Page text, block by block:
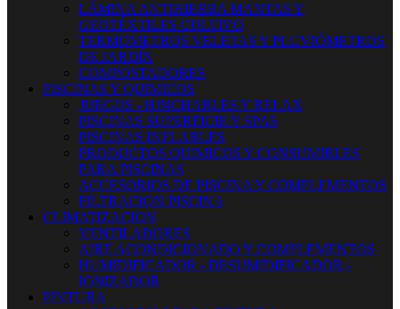
LÁMINA ANTIHIERBA MANTAS Y
GEOTÉXTILES CULTIVO
TERMOMETROS VELETAS Y PLUVIÓMETROS
DE JARDÍN
COMPOSTADORES
PISCINAS Y QUIMICOS
JUEGOS - HINCHABLES Y RELAX
PISCINAS SUPERFICIE Y SPAS
PISCINAS INFLABLES
PRODUCTOS QUIMICOS Y CONSUMIBLES
PARA PISCINAS
ACCESORIOS DE PISCINA Y COMPLEMENTOS
FILTRACION PISCINA
CLIMATIZACION
VENTILADORES
AIRE ACONDICIONADO Y COMPLEMENTOS
HUMIDIFICADOR - DESUMIDIFICADOR -
IONIZADOR
PINTURA